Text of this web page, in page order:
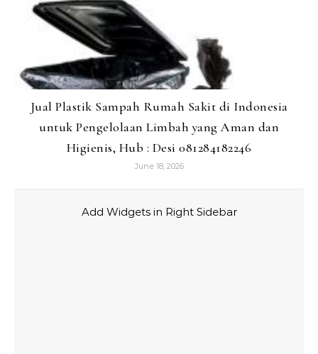
Jual Plastik Sampah Rumah Sakit di Indonesia
untuk Pengelolaan Limbah yang Aman dan
Higienis, Hub : Desi 081284182246
June 18, 2026
Add Widgets in Right Sidebar